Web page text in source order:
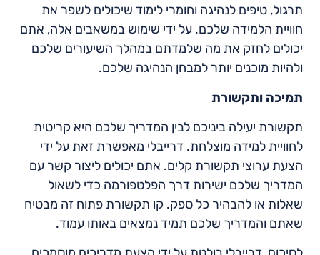
תרגול, טיפים לנהיגה וחומרי לימוד שיכולים לשפר את
חוויית הלמידה שלכם. על ידי שימוש במשאבים אלה, אתם
יכולים לחזק את מה שלמדתם במהלך השיעורים שלכם
ולהיות מוכנים יותר למבחן הנהיגה שלכם.
תמיכה ותקשורת
תקשורת יעילה ביניכם לבין המדריך שלכם היא קריטית
לחוויית למידה מוצלחת. דרייבלי מאפשרת זאת על ידי
הצעת ערוצי תקשורת קלים. אתם יכולים ליצור קשר עם
המדריך שלכם ישירות דרך הפלטפורמה כדי לשאול
שאלות או להבהיר כל ספק. קו תקשורת פתוח זה מבטיח
שאתם והמדריך שלכם תמיד נמצאים באותו עמוד.